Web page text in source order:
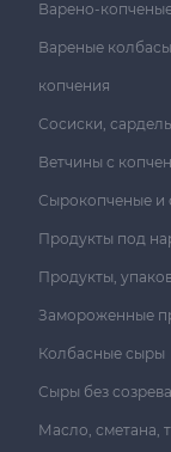
Варено-
Вареные
копчения
Сосиски,
Ветчины с
Сырокопченые и
Продукты под
Продукты,
Замороженные
Колбасные сыры
Сыры без
Масло, сметана,